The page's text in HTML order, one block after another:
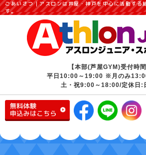
ごあいさつ｜アスロンは芦屋・神戸を中心に活動する
す。
【本部(芦屋GYM)受付時
平日10:00～19:00 ※月のみ
土・祝9:00～18:00/定休日: